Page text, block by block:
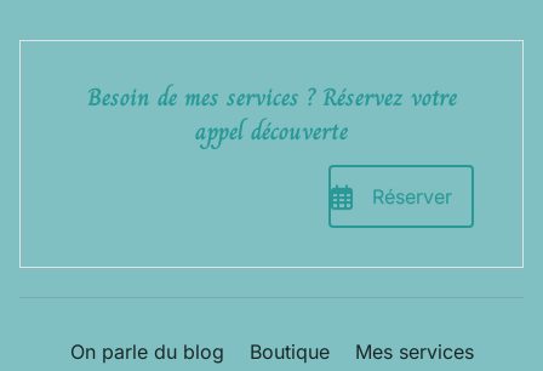
Besoin de mes services ? Réservez votre
appel découverte
Réserver
On parle du blog Boutique
Mes services